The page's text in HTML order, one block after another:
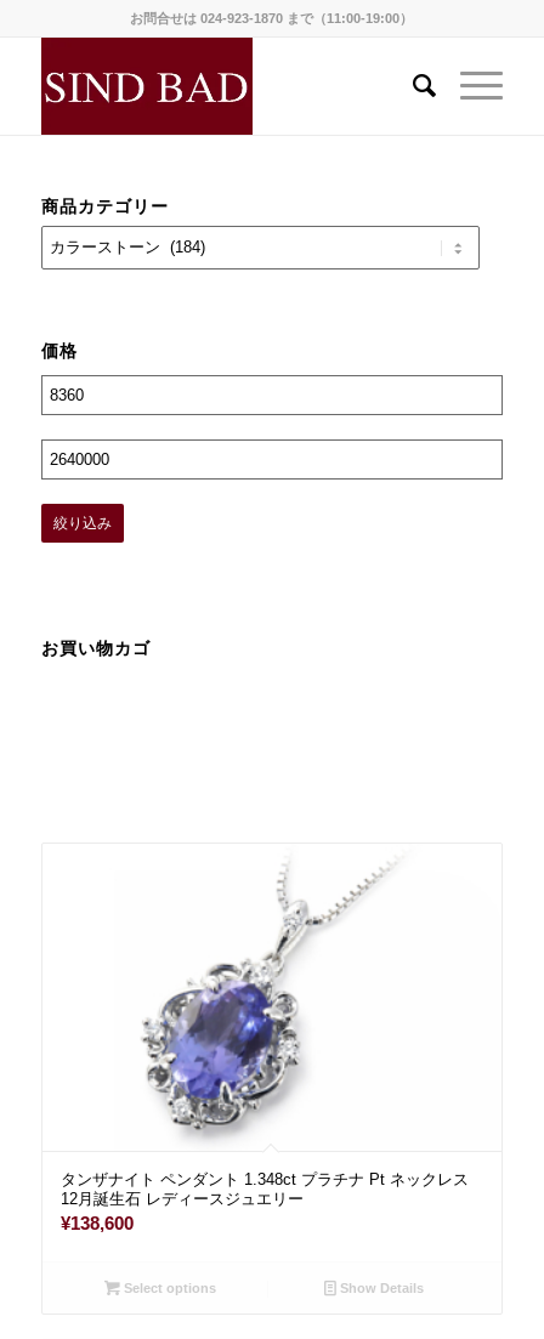
お問合せは 024-923-1870 まで（11:00-19:00）
タンザナイト ペンダント 1.348ct プラチナ Pt ネックレス
12月誕生石 レディースジュエリー
¥138,600
Select options Show Details
商品カテゴリー
価格
絞り込み
お買い物カゴ